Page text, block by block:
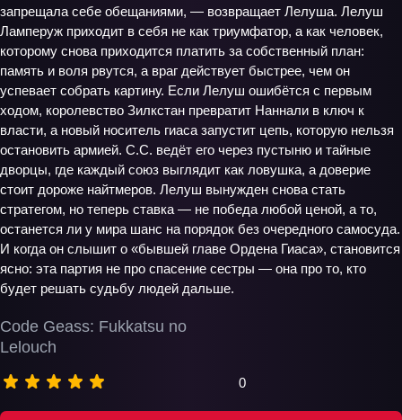
Code Geass: Fukkatsu no
Lelouch
0
запрещала себе обещаниями, — возвращает Лелуша. Лелуш
Ламперуж приходит в себя не как триумфатор, а как человек,
которому снова приходится платить за собственный план:
память и воля рвутся, а враг действует быстрее, чем он
успевает собрать картину. Если Лелуш ошибётся с первым
ходом, королевство Зилкстан превратит Наннали в ключ к
власти, а новый носитель гиаса запустит цепь, которую нельзя
остановить армией. С.С. ведёт его через пустыню и тайные
дворцы, где каждый союз выглядит как ловушка, а доверие
стоит дороже найтмеров. Лелуш вынужден снова стать
стратегом, но теперь ставка — не победа любой ценой, а то,
останется ли у мира шанс на порядок без очередного самосуда.
И когда он слышит о «бывшей главе Ордена Гиаса», становится
ясно: эта партия не про спасение сестры — она про то, кто
будет решать судьбу людей дальше.